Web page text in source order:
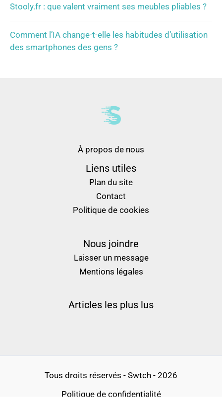
Stooly.fr : que valent vraiment ses meubles pliables ?
Comment l’IA change-t-elle les habitudes d’utilisation
des smartphones des gens ?
À propos de nous
Liens utiles
Plan du site
Contact
Politique de cookies
Nous joindre
Laisser un message
Mentions légales
Articles les plus lus
Tous droits réservés - Swtch - 2026
Politique de confidentialité